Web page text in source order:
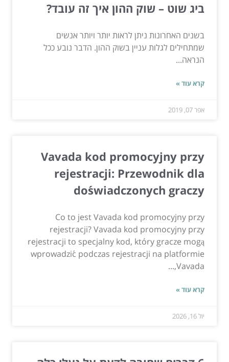
ביג שוט – שוק ההון איך זה עובד?
בשנים האחרונות ניתן לראות יותר ויותר אנשים
שמתחילים לגלות עניין בשוק ההון. הדבר נובע ככל
הנראה...
קרא עוד »
אפר 07, 2019
Vavada kod promocyjny przy
rejestracji: Przewodnik dla
doświadczonych graczy
Co to jest Vavada kod promocyjny przy
rejestracji? Vavada kod promocyjny przy
rejestracji to specjalny kod, który gracze mogą
wprowadzić podczas rejestracji na platformie
Vavada,...
קרא עוד »
יול 16, 2026